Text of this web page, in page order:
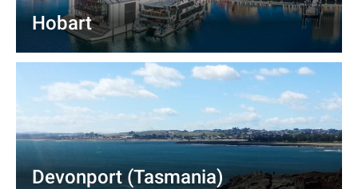
Hobart
Devonport (Tasmania)